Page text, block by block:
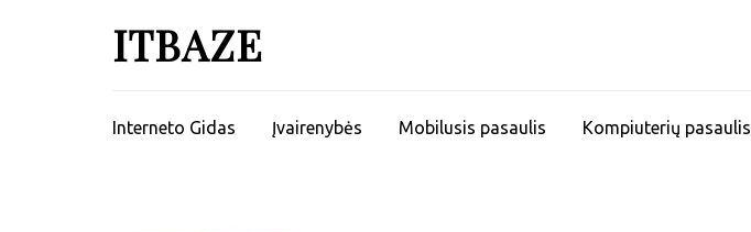
ITBAZE
Interneto Gidas Įvairenybės Mobilusis pasaulis Kompiuterių pasaulis